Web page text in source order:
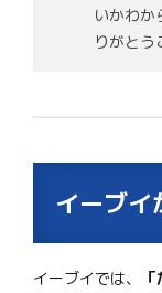
いかわか
りがとう
イーブイ
イーブイでは、